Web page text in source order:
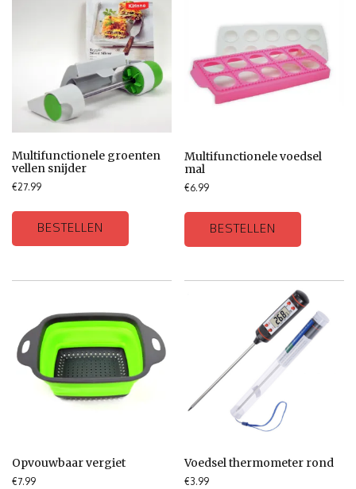
Multifunctionele groenten
vellen snijder
€27.99
BESTELLEN
Multifunctionele voedsel
mal
€6.99
BESTELLEN
Opvouwbaar vergiet
€7.99
Voedsel thermometer rond
€3.99